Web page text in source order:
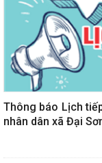
Thông báo Lịch
nhân dân xã Đại